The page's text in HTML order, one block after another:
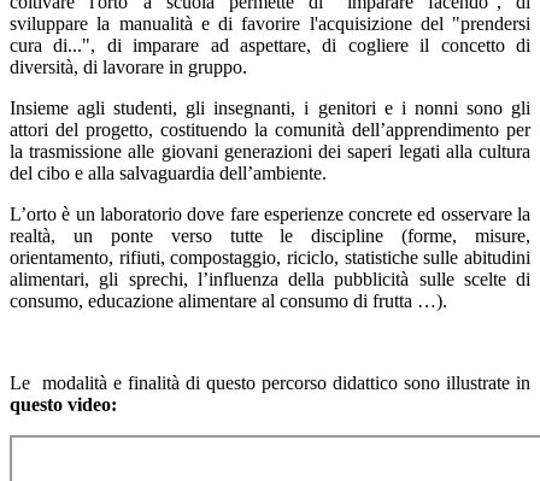
sviluppare la manualità e di favorire l'acquisizione del "prendersi
cura di...", di imparare ad aspettare, di cogliere il concetto di
diversità, di lavorare in gruppo.
Insieme agli studenti, gli insegnanti, i genitori e i nonni sono gli
attori del progetto, costituendo la comunità dell’apprendimento per
la trasmissione alle giovani generazioni dei saperi legati alla cultura
del cibo e alla salvaguardia dell’ambiente.
L’orto è un laboratorio dove fare esperienze concrete ed osservare la
realtà, un ponte verso tutte le discipline (forme, misure,
orientamento, rifiuti, compostaggio, riciclo, statistiche sulle abitudini
alimentari, gli sprechi, l’influenza della pubblicità sulle scelte di
consumo, educazione alimentare al consumo di frutta …).
Le modalità e finalità di questo percorso didattico sono illustrate in
questo video: